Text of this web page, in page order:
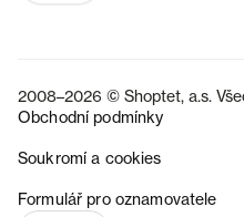
2008–2026 © Shoptet, a.s.
Obchodní podmínky
Soukromí a cookies
Formulář pro oznamovatele